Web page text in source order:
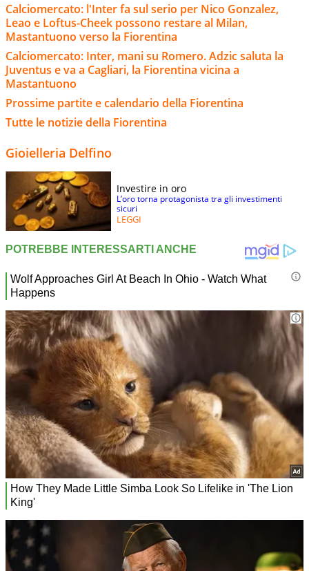
Calciomercato: l'Inter fa sul serio per Nico Gonzalez,
Leao e Loftus-Cheek possono restare al Milan,
Mastantuono verso la Fiorentina
Calciomercato: Inter, mani su Romero. Adzic saluta la
Juventus e va a Cagliari, la Fiorentina vicina a
Mastantuono
Prossime partite e calendario della Fiorentina
Tutte le notizie della Fiorentina
Gioielleria Delfino
Investire in oro
L’oro torna protagonista tra gli investimenti
sicuri
LEGGI